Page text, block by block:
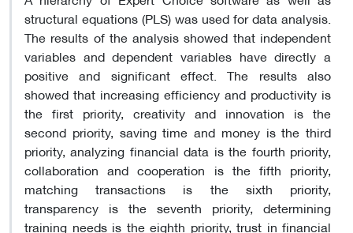
structural equations (PLS) was used for data analysis.
The results of the analysis showed that independent
variables and dependent variables have directly a
positive and significant effect. The results also
showed that increasing efficiency and productivity is
the first priority, creativity and innovation is the
second priority, saving time and money is the third
priority, analyzing financial data is the fourth priority,
collaboration and cooperation is the fifth priority,
matching transactions is the sixth priority,
transparency is the seventh priority, determining
training needs is the eighth priority, trust in financial